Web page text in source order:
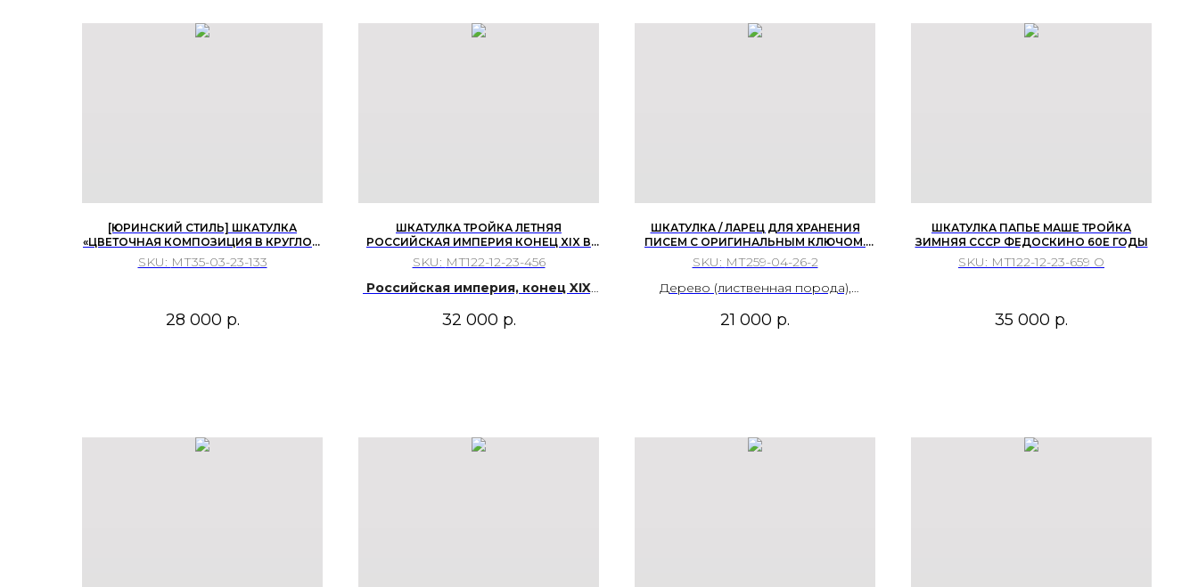
[ЮРИНСКИЙ СТИЛЬ] ШКАТУЛКА
«ЦВЕТОЧНАЯ КОМПОЗИЦИЯ В КРУГЛОМ
МЕДАЛЬОНЕ», АВТОР ТОНКОВА,
МСТЁРА, ...
SKU: МТ35-03-23-133
28 000 р.
ШКАТУЛКА ТРОЙКА ЛЕТНЯЯ
РОССИЙСКАЯ ИМПЕРИЯ КОНЕЦ XIX В
ФЕДОСКИНО ФАБРИКА ЛУКУТИНЫХ
SKU: МТ122-12-23-456
Российская империя, конец XIX,
Лукутиных.
32 000 р.
ШКАТУЛКА / ЛАРЕЦ ДЛЯ ХРАНЕНИЯ
ПИСЕМ С ОРИГИНАЛЬНЫМ КЛЮЧОМ.
СЕРГИЕВ ПОСАД, РОССИЙСКАЯ
ИМПЕРИЯ, КОНЕЦ XIX – НАЧАЛО XX
ВЕКА.
SKU: МТ259-04-26-2
Дерево (лиственная порода),
выемчатая (геометрическая) резьба,
21 000 р.
ШКАТУЛКА ПАПЬЕ МАШЕ ТРОЙКА
ЗИМНЯЯ СССР ФЕДОСКИНО 60Е ГОДЫ
SKU: МТ122-12-23-659 О
35 000 р.